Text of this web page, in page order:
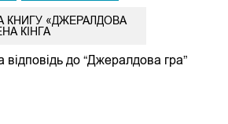
КНИГУ «ДЖЕРАЛДОВА
КІНГА
відповідь до “Джералдова гра”